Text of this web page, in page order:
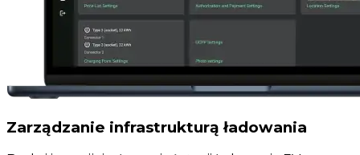
Zarządzanie infrastrukturą ładowania